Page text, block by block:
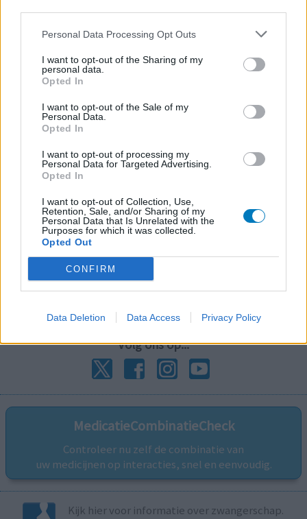
Personal Data Processing Opt Outs
I want to opt-out of the Sharing of my
personal data.
Opted In
I want to opt-out of the Sale of my
Personal Data.
Opted In
I want to opt-out of processing my
Personal Data for Targeted Advertising.
Opted In
I want to opt-out of Collection, Use,
Retention, Sale, and/or Sharing of my
Personal Data that Is Unrelated with the
Purposes for which it was collected.
Opted Out
CONFIRM
Data Deletion Data Access Privacy Policy
Volg ons op...
MedicatieCombinatieCheck
Controleer nu zelf de combinatie van
uw medicijnen op interacties, snel en eenvoudig.
Kijk hier voor informatie over zwangerschap.